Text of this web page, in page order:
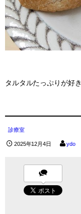
タルタルたっぷりが好き
診療室
2025年12月4日 ydo